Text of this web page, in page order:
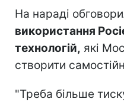
На нараді
використання
технологій, які
створити
"Треба більше